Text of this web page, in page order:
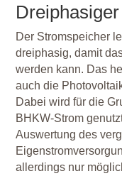
Der Stromspeicher
dreiphasig, damit
werden kann. Das
auch die
Dabei wird für die
BHKW-Strom
Auswertung des
allerdings nur